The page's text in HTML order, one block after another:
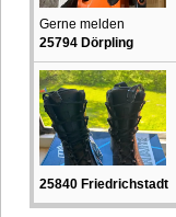
Gerne melden
25794 Dörpling
25840 Friedrichstadt